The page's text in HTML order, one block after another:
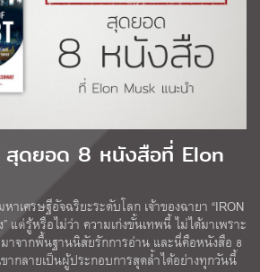
สุดยอด 8 หนังสือที่ Elon
าเศรษฐีอัจฉริยะระดับโลก เจ้าของฉายา “IRON
แต่รู้หรือไม่ว่า ความเก่งขั้นเทพนี้ ไม่ได้มาเพราะ
าจากพื้นฐานนิสัยรักการอ่าน และนี่คือหนังสือ 8
ากลายเป็นผู้ประกอบการสุดล้ำได้อย่างทุกวันนี้